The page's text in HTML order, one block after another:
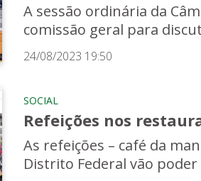
A sessão ordinária da
comissão geral para
24/08/2023 19:50
SOCIAL
Refeições nos
As refeições – café da
Distrito Federal vão